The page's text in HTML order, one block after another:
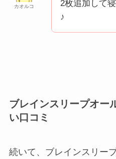
カオルコ
2枚追加して
♪
ブレインスリープオー
い口コミ
続いて、ブレインスリー